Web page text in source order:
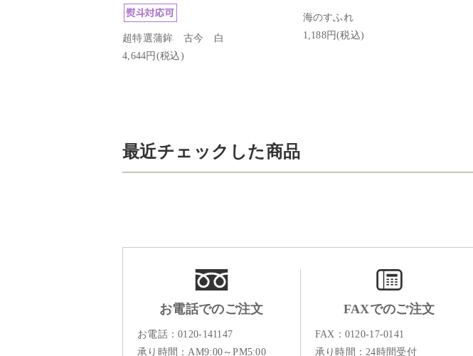
超特選蒲鉾 古今 白
4,644円(税込)
海のすふれ
1,188円(税込)
最近チェックした商品
お電話でのご注文
お電話：0120-141147
承り時間：AM9:00～PM5:00
FAXでのご注文
FAX：0120-17-0141
承り時間：24時間受付